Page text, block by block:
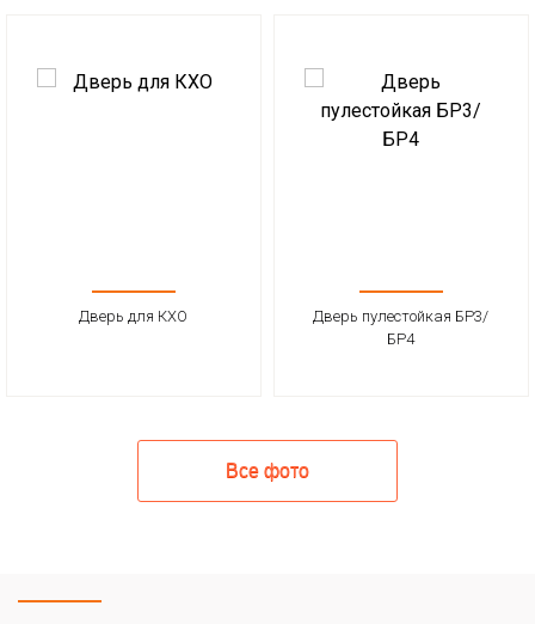
Дверь для КХО
Дверь пулестойкая БР3/
БР4
Все фото